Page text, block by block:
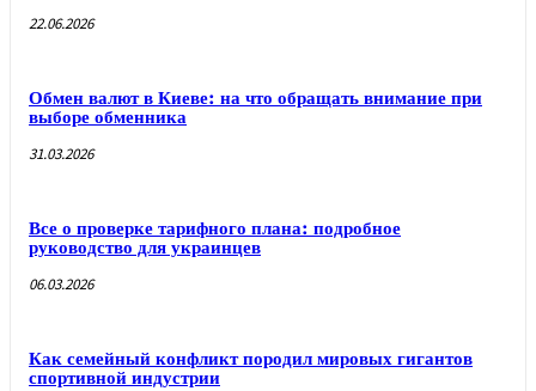
22.06.2026
Обмен валют в Киеве: на что обращать внимание при
выборе обменника
31.03.2026
Все о проверке тарифного плана: подробное
руководство для украинцев
06.03.2026
Как семейный конфликт породил мировых гигантов
спортивной индустрии